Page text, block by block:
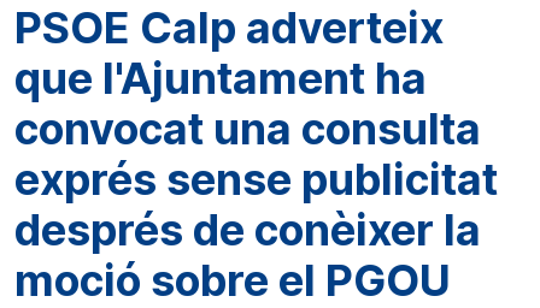
PSOE Calp adverteix
que l'Ajuntament ha
convocat una consulta
exprés sense publicitat
després de conèixer la
moció sobre el PGOU